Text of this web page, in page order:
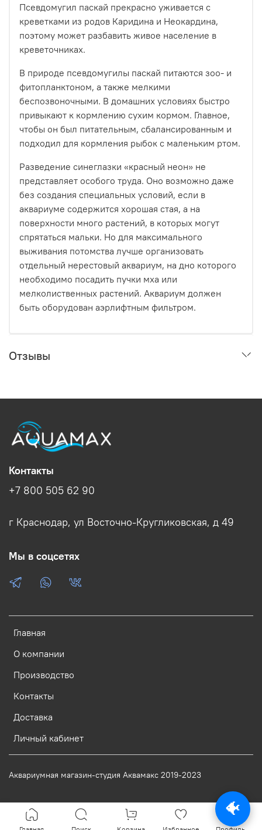
Псевдомугил паскай прекрасно уживается с
креветками из родов Каридина и Неокардина,
поэтому может разбавить живое население в
креветочниках.
В природе псевдомугилы паскай питаются зоо- и
фитопланктоном, а также мелкими
беспозвоночными. В домашних условиях быстро
привыкают к кормлению сухим кормом. Главное,
чтобы он был питательным, сбалансированным и
подходил для кормления рыбок с маленьким ртом.
Разведение синеглазки «красный неон» не
представляет особого труда. Оно возможно даже
без создания специальных условий, если в
аквариуме содержится хорошая стая, а на
поверхности много растений, в которых могут
спрятаться мальки. Но для максимального
выживания потомства лучше организовать
отдельный нерестовый аквариум, на дно которого
необходимо посадить пучки мха или
мелколиственных растений. Аквариум должен
быть оборудован аэрлифтным фильтром.
Отзывы
Главная
О компании
Производство
Контакты
Доставка
Личный кабинет
Контакты
+7 800 505 62 90
г Краснодар, ул Восточно-Кругликовская, д 49
Мы в соцсетях
Аквариумная магазин-студия Аквамакс 2019-2023
🐠